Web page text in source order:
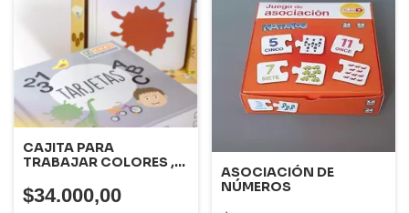
CAJITA PARA
TRABAJAR COLORES ,
$34.000,00
ASOCIACIÓN DE
NÚMEROS